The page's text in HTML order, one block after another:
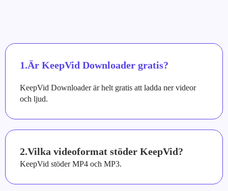
1.Är KeepVid Downloader gratis?
KeepVid Downloader är helt gratis att ladda ner videor
och ljud.
2.Vilka videoformat stöder KeepVid?
KeepVid stöder MP4 och MP3.